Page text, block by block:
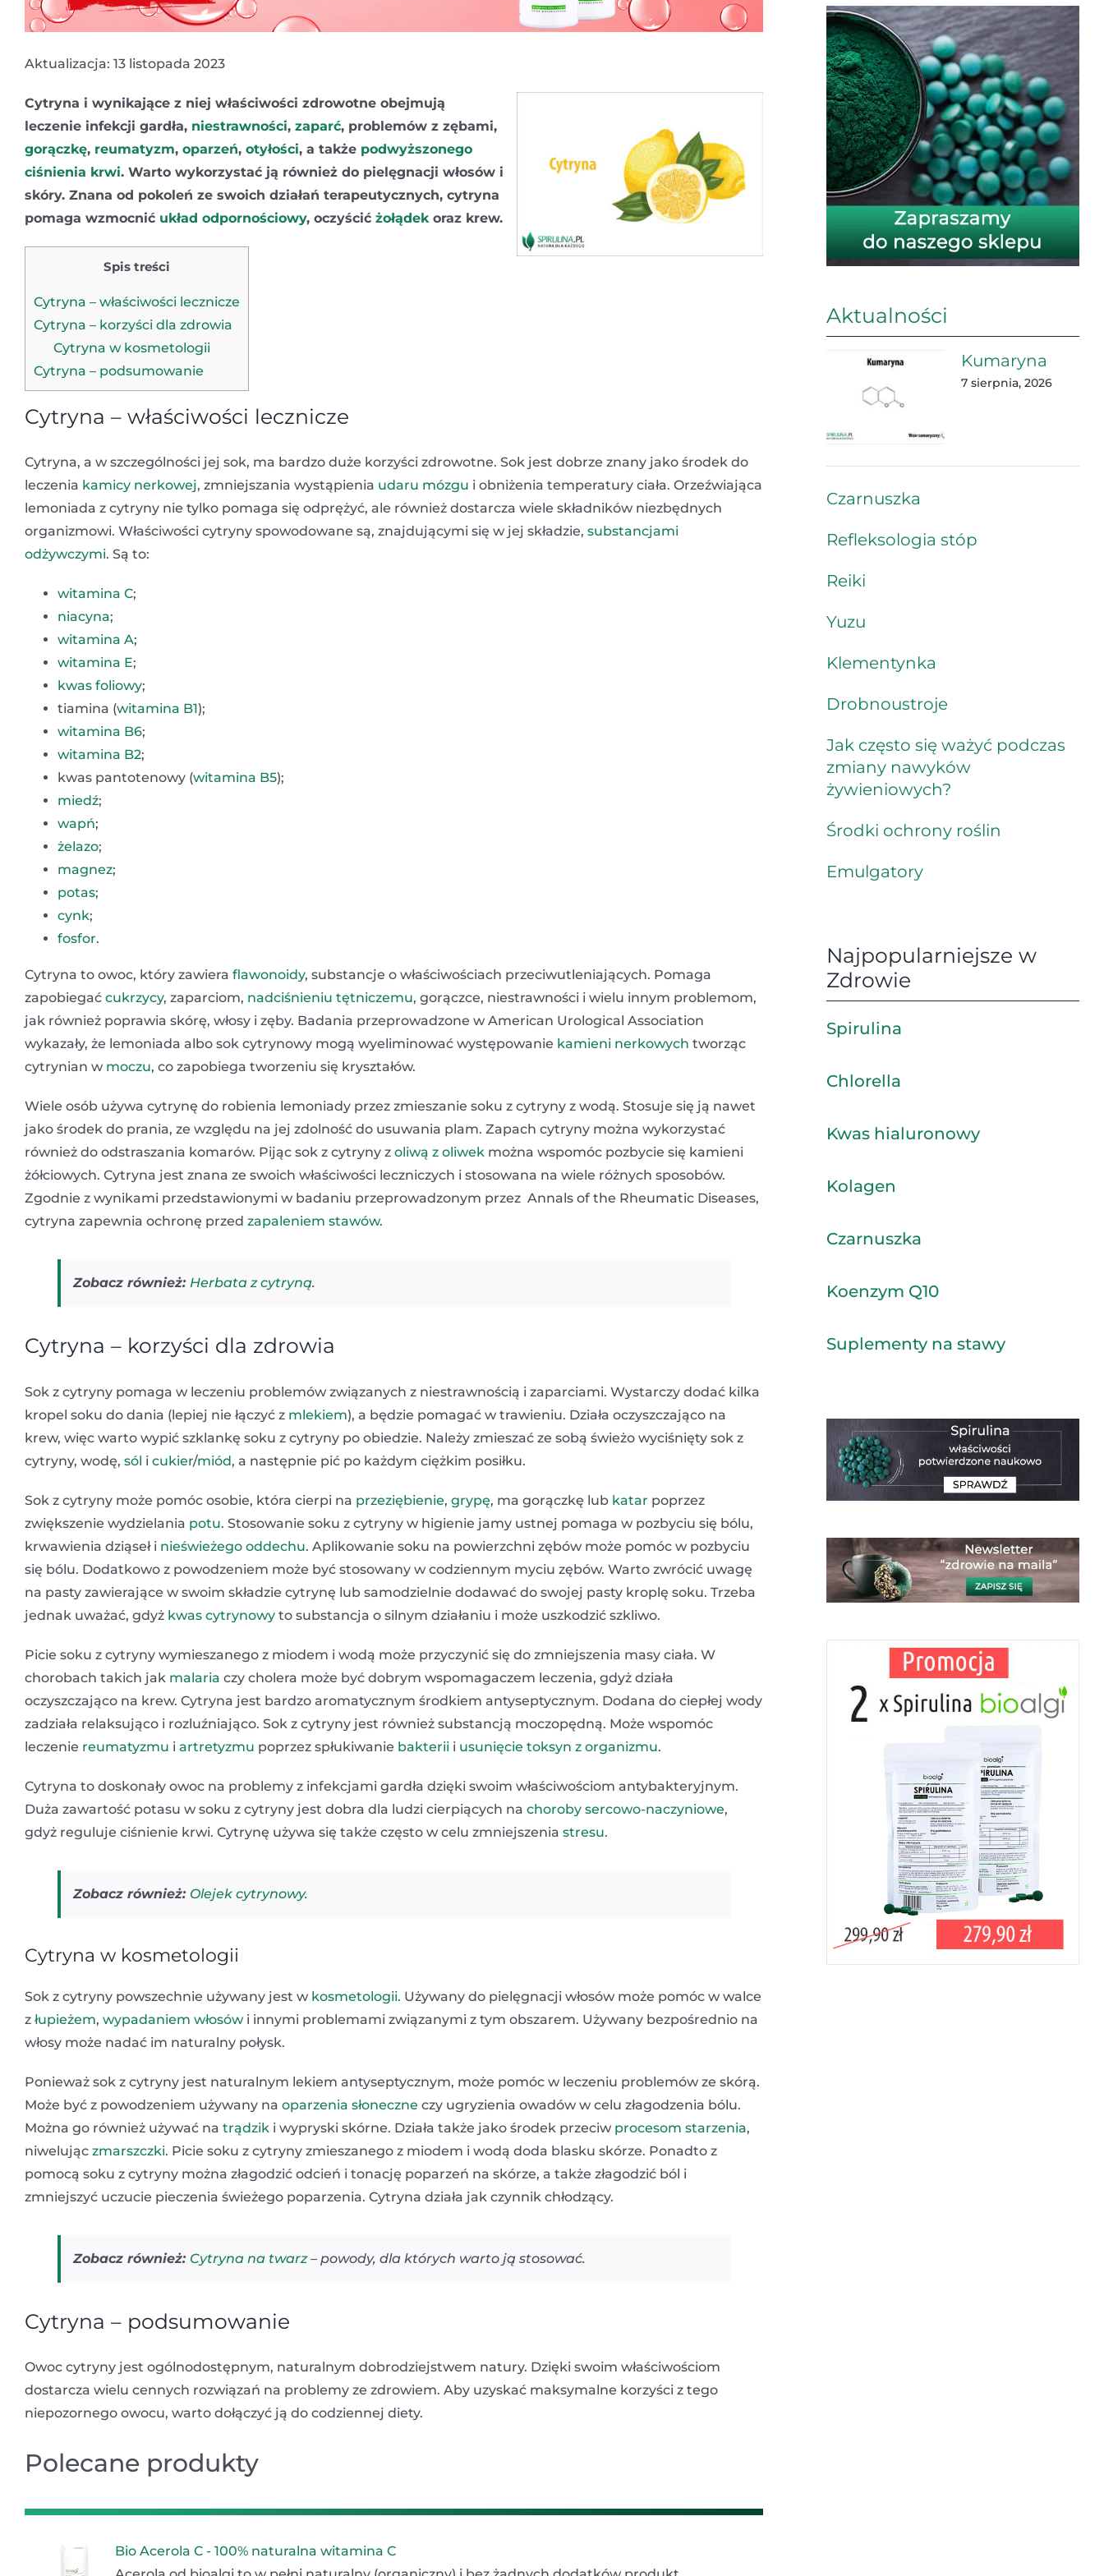
Aktualizacja: 13 listopada 2023
Cytryna i wynikające z niej właściwości zdrowotne obejmują
leczenie infekcji gardła, niestrawności, zaparć, problemów z zębami,
gorączkę, reumatyzm, oparzeń, otyłości, a także podwyższonego
ciśnienia krwi. Warto wykorzystać ją również do pielęgnacji włosów i
skóry. Znana od pokoleń ze swoich działań terapeutycznych, cytryna
pomaga wzmocnić układ odpornościowy, oczyścić żołądekoraz krew.
Spis treści
Cytryna – właściwości lecznicze
Cytryna – korzyści dla zdrowia
Cytryna w kosmetologii
Cytryna – podsumowanie
Cytryna – właściwości lecznicze
Cytryna, a w szczególności jej sok, ma bardzo duże korzyści zdrowotne. Sok jest dobrze znany jako środek do
leczenia kamicy nerkowej, zmniejszania wystąpienia udaru mózgu i obniżenia temperatury ciała. Orzeźwiająca
lemoniada z cytryny nie tylko pomaga się odprężyć, ale również dostarcza wiele składników niezbędnych
organizmowi. Właściwości cytryny spowodowane są, znajdującymi się w jej składzie, substancjami
odżywczymi. Są to:
witamina C;
niacyna;
witamina A;
witamina E;
kwas foliowy;
tiamina (witamina B1);
witamina B6;
witamina B2;
kwas pantotenowy (witamina B5);
miedź;
wapń;
żelazo;
magnez;
potas;
cynk;
fosfor.
Cytryna to owoc, który zawiera flawonoidy, substancje o właściwościach przeciwutleniających. Pomaga
zapobiegać cukrzycy, zaparciom, nadciśnieniu tętniczemu, gorączce, niestrawności i wielu innym problemom,
jak również poprawia skórę, włosy i zęby. Badania przeprowadzone w American Urological Association
wykazały, że lemoniada albo sok cytrynowy mogą wyeliminować występowanie kamieni nerkowych tworząc
cytrynian w moczu, co zapobiega tworzeniu się kryształów.
Wiele osób używa cytrynę do robienia lemoniady przez zmieszanie soku z cytryny z wodą. Stosuje się ją nawet
jako środek do prania, ze względu na jej zdolność do usuwania plam. Zapach cytryny można wykorzystać
również do odstraszania komarów. Pijąc sok z cytryny z oliwą z oliwek można wspomóc pozbycie się kamieni
żółciowych. Cytryna jest znana ze swoich właściwości leczniczych i stosowana na wiele różnych sposobów.
Zgodnie z wynikami przedstawionymi w badaniu przeprowadzonym przez Annals of the Rheumatic Diseases,
cytryna zapewnia ochronę przed zapaleniem stawów.
Zobacz również: Herbata z cytryną.
Cytryna – korzyści dla zdrowia
Sok z cytryny pomaga w leczeniu problemów związanych z niestrawnością i zaparciami. Wystarczy dodać kilka
kropel soku do dania (lepiej nie łączyć z mlekiem), a będzie pomagać w trawieniu. Działa oczyszczająco na
krew, więc warto wypić szklankę soku z cytryny po obiedzie. Należy zmieszać ze sobą świeżo wyciśnięty sok z
cytryny, wodę, sól i cukier/miód, a następnie pić po każdym ciężkim posiłku.
Sok z cytryny może pomóc osobie, która cierpi na przeziębienie, grypę, ma gorączkę lub katar poprzez
zwiększenie wydzielania potu. Stosowanie soku z cytryny w higienie jamy ustnej pomaga w pozbyciu się bólu,
krwawienia dziąseł i nieświeżego oddechu. Aplikowanie soku na powierzchni zębów może pomóc w pozbyciu
się bólu. Dodatkowo z powodzeniem może być stosowany w codziennym myciu zębów. Warto zwrócić uwagę
na pasty zawierające w swoim składzie cytrynę lub samodzielnie dodawać do swojej pasty kroplę soku. Trzeba
jednak uważać, gdyż kwas cytrynowy to substancja o silnym działaniu i może uszkodzić szkliwo.
Picie soku z cytryny wymieszanego z miodem i wodą może przyczynić się do zmniejszenia masy ciała. W
chorobach takich jak malaria czy cholera może być dobrym wspomagaczem leczenia, gdyż działa
oczyszczająco na krew. Cytryna jest bardzo aromatycznym środkiem antyseptycznym. Dodana do ciepłej wody
zadziała relaksująco i rozluźniająco. Sok z cytryny jest również substancją moczopędną. Może wspomóc
leczenie reumatyzmu i artretyzmu poprzez spłukiwanie bakterii i usunięcie toksyn z organizmu.
Cytryna to doskonały owoc na problemy z infekcjami gardła dzięki swoim właściwościom antybakteryjnym.
Duża zawartość potasu w soku z cytryny jest dobra dla ludzi cierpiących na choroby sercowo-naczyniowe,
gdyż reguluje ciśnienie krwi. Cytrynę używa się także często w celu zmniejszenia stresu.
Zobacz również: Olejek cytrynowy.
Cytryna w kosmetologii
Sok z cytryny powszechnie używany jest w kosmetologii. Używany do pielęgnacji włosów może pomóc w walce
z łupieżem, wypadaniem włosów i innymi problemami związanymi z tym obszarem. Używany bezpośrednio na
włosy może nadać im naturalny połysk.
Ponieważ sok z cytryny jest naturalnym lekiem antyseptycznym, może pomóc w leczeniu problemów ze skórą.
Może być z powodzeniem używany na oparzenia słoneczne czy ugryzienia owadów w celu złagodzenia bólu.
Można go również używać na trądzik i wypryski skórne. Działa także jako środek przeciw procesom starzenia,
niwelując zmarszczki. Picie soku z cytryny zmieszanego z miodem i wodą doda blasku skórze. Ponadto z
pomocą soku z cytryny można złagodzić odcień i tonację poparzeń na skórze, a także złagodzić ból i
zmniejszyć uczucie pieczenia świeżego poparzenia. Cytryna działa jak czynnik chłodzący.
Zobacz również: Cytryna na twarz– powody, dla których warto ją stosować.
Cytryna – podsumowanie
Owoc cytryny jest ogólnodostępnym, naturalnym dobrodziejstwem natury. Dzięki swoim właściwościom
dostarcza wielu cennych rozwiązań na problemy ze zdrowiem. Aby uzyskać maksymalne korzyści z tego
niepozornego owocu, warto dołączyć ją do codziennej diety.
Polecane produkty
Bio Acerola C - 100% naturalna witamina C
Aktualności
Kumaryna
7 sierpnia, 2026
Czarnuszka
Refleksologia stóp
Reiki
Yuzu
Klementynka
Drobnoustroje
Jak często się ważyć podczas
zmiany nawyków
żywieniowych?
Środki ochrony roślin
Emulgatory
Najpopularniejsze w
Zdrowie
Spirulina
Chlorella
Kwas hialuronowy
Kolagen
Czarnuszka
Koenzym Q10
Suplementy na stawy